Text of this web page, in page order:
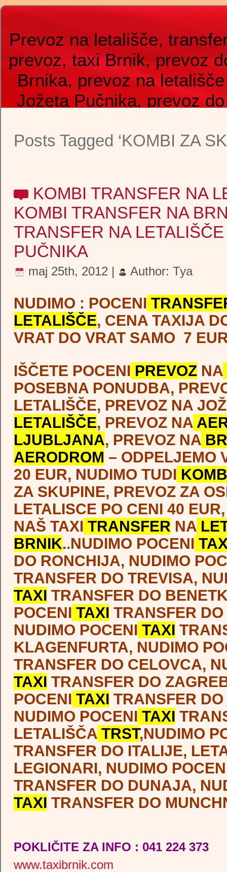
Prevoz na letališče,
prevoz, taxi Brnik, prevoz
Brnika, prevoz na letališče
Jožeta Pučnika, prevoz do
taxi do letališča, prevozi
Zagreba, taxi do letališča,
kombi prevoz na letališče,
KOMBI PREVOZ, airport
transfer, transfer from,
transfer to, taxi from, taxi
rogaška, beld lake, viva
mayer, graz airport,
airport, maribor benetke,
benetke transfer, ronči
transfer, najcenejši
transfer, prevoz oseb,
kombi prevoz , na
bologna, bergamo, milano,
malpensa, trst centrale,
airport taxi, book airport
shuttle, shuttle timetable,
shared transfers, shuttle
prevoz, shuttle kombi,
iz hotela, prevoz do hotela,
Ljubljana airport transfer
Prevoz, transfer, taxi, shuttle- najcenejši, poceni –
oseb, skupinski prevoz,taksi,taxi do Brnika, shuttle,
shutel, šatl,taxi do Brnika,poceni transfer, poceni
poceni kombi prevoz transfer, prevoz s kombijem,
Benetke,prevoz Pučnik, taxi do letališča, letališče
prevoz do Benetk, nizkocenovni prevozi, šatl, airport
ljubljana taxi,shuttle bus pucnik, ljubljana airport taxi,
ljubljana airport transfer
Posts Tagged ‘KOMBI ZA
KOMBI TRANSFER NA
KOMBI TRANSFER NA
TRANSFER NA
PUČNIKA
maj 25th, 2012 | Author: Tya
NUDIMO : POCENI
LETALIŠČE, CENA TAXIJA
VRAT DO VRAT SAMO 7
IŠČETE POCENI PREVOZ NA
POSEBNA PONUDBA,
LETALIŠČE, PREVOZ NA
LETALIŠČE, PREVOZ NA
LJUBLJANA, PREVOZ NA
AERODROM – ODPELJEMO
20 EUR, NUDIMO TUDI
ZA SKUPINE, PREVOZ ZA
LETALISCE PO CENI 40
NAŠ TAXI TRANSFER NA
BRNIK..NUDIMO POCENI
DO RONCHIJA, NUDIMO
TRANSFER DO TREVISA,
TAXI TRANSFER DO
POCENI TAXI TRANSFER
NUDIMO POCENI TAXI
KLAGENFURTA, NUDIMO
TRANSFER DO CELOVCA,
TAXI TRANSFER DO
POCENI TAXI TRANSFER
NUDIMO POCENI TAXI
LETALIŠČA TRST,NUDIMO
TRANSFER DO ITALIJE,
LEGIONARI, NUDIMO
TRANSFER DO DUNAJA,
TAXI TRANSFER DO
POKLIČITE ZA INFO : 041 224 373
www.taxibrnik.com